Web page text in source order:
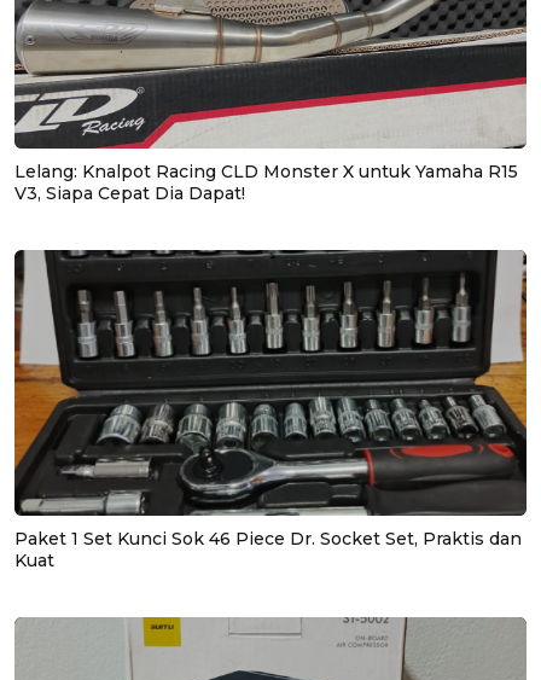
Lelang: Knalpot Racing CLD Monster X untuk Yamaha R15
V3, Siapa Cepat Dia Dapat!
Paket 1 Set Kunci Sok 46 Piece Dr. Socket Set, Praktis dan
Kuat